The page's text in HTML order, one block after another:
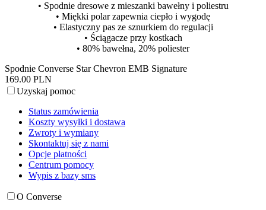
• Spodnie dresowe z mieszanki bawełny i poliestru
• Miękki polar zapewnia ciepło i wygodę
• Elastyczny pas ze sznurkiem do regulacji
• Ściągacze przy kostkach
• 80% bawełna, 20% poliester
Spodnie Converse Star Chevron EMB Signature
169.00 PLN
Uzyskaj pomoc
Status zamówienia
Koszty wysyłki i dostawa
Zwroty i wymiany
Skontaktuj się z nami
Opcje płatności
Centrum pomocy
Wypis z bazy sms
O Converse